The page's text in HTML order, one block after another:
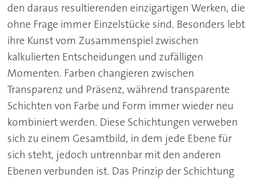
den daraus resultierenden einzigartigen Werken, die
ohne Frage immer Einzelstücke sind. Besonders lebt
ihre Kunst vom Zusammenspiel zwischen
kalkulierten Entscheidungen und zufälligen
Momenten. Farben changieren zwischen
Transparenz und Präsenz, während transparente
Schichten von Farbe und Form immer wieder neu
kombiniert werden. Diese Schichtungen verweben
sich zu einem Gesamtbild, in dem jede Ebene für
sich steht, jedoch untrennbar mit den anderen
Ebenen verbunden ist. Das Prinzip der Schichtung